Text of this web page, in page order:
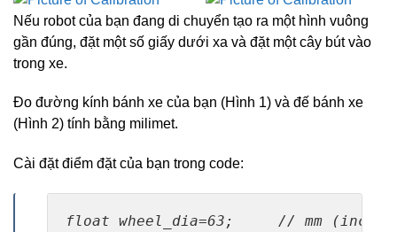
Nếu robot của bạn đang di chuyển tạo ra một hình vuông
gần đúng, đặt một số giấy dưới xa và đặt một cây bút vào
trong xe.
Đo đường kính bánh xe của bạn (Hình 1) và đế bánh xe
(Hình 2) tính bằng milimet.
Cài đặt điểm đặt của bạn trong code:
float wheel_dia=63;     // mm